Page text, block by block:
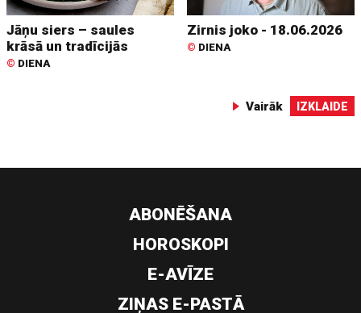
Jāņu siers – saules
krāsā un tradīcijās
© DIENA
Zirnis joko - 18.06.2026
© DIENA
Vairāk IZKLAIDE
ABONĒŠANA
HOROSKOPI
E-AVĪZE
ZIŅAS E-PASTĀ